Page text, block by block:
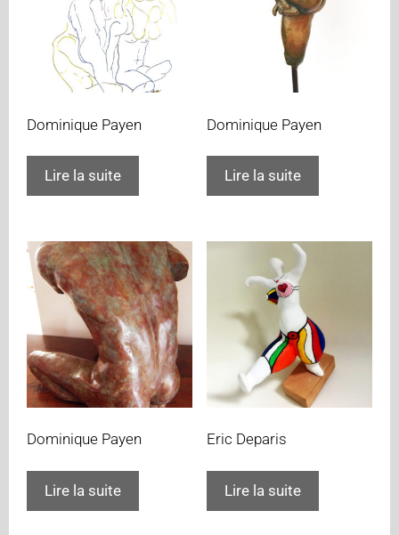
Dominique Payen
Lire la suite
Dominique Payen
Lire la suite
Dominique Payen
Lire la suite
Eric Deparis
Lire la suite